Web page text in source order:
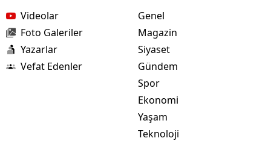
Videolar
Foto Galeriler
Yazarlar
Vefat Edenler
Genel
Magazin
Siyaset
Gündem
Spor
Ekonomi
Yaşam
Teknoloji